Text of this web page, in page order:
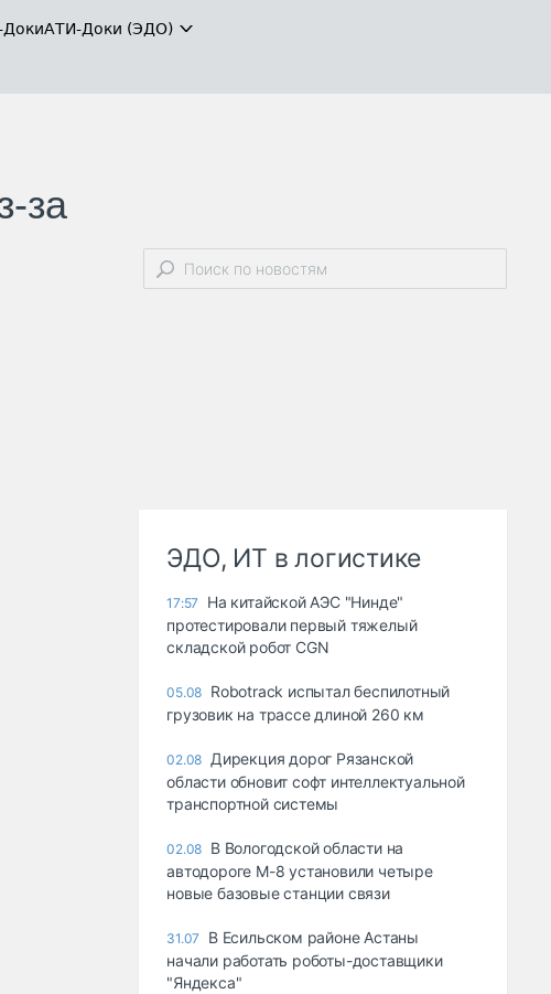
АТИ-Доки (ЭДО)
за
ЭДО, ИТ в логистике
17:57
На китайской АЭС "Нинде"
протестировали первый тяжелый
складской робот CGN
05.08 Robotrack испытал беспилотный
грузовик на трассе длиной 260 км
02.08 Дирекция дорог Рязанской
области обновит софт интеллектуальной
транспортной системы
02.08 В Вологодской области на
автодороге М-8 установили четыре
новые базовые станции связи
31.07
В Есильском районе Астаны
начали работать роботы-доставщики
"Яндекса"